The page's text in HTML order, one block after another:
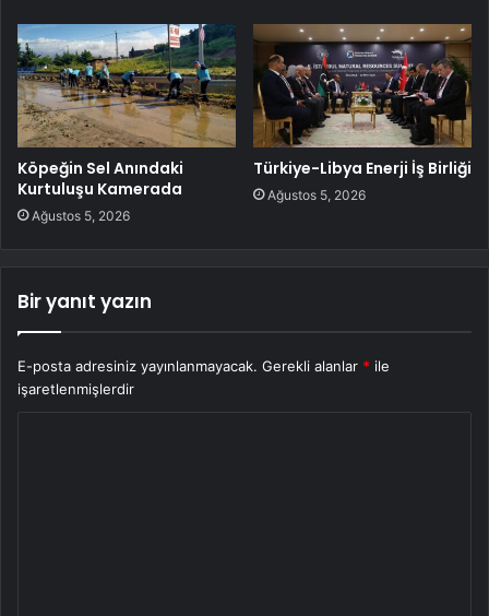
Köpeğin Sel Anındaki
Kurtuluşu Kamerada
Ağustos 5, 2026
Türkiye-Libya Enerji İş Birliği
Ağustos 5, 2026
Bir yanıt yazın
E-posta adresiniz yayınlanmayacak. Gerekli alanlar * ile
işaretlenmişlerdir